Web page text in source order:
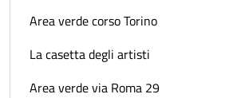
Area verde corso Torino
La casetta degli artisti
Area verde via Roma 29